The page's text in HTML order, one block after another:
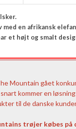
en afrikansk
et højt og smalt
Mountain gået
kommer en
til de danske
trøjer købes på